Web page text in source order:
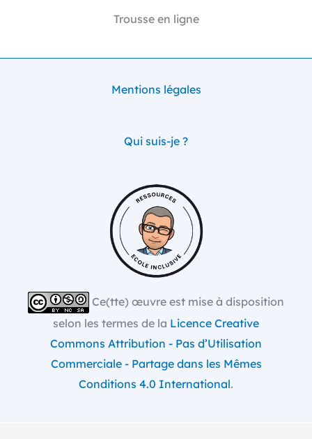
Trousse en ligne
Mentions légales
Qui suis-je ?
Ce(tte) œuvre est mise à disposition
selon les termes de la Licence Creative
Commons Attribution - Pas d’Utilisation
Commerciale - Partage dans les Mêmes
Conditions 4.0 International.